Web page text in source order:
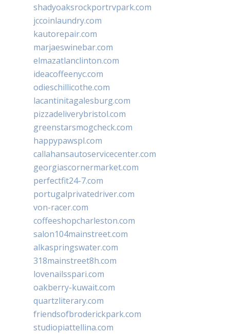
shadyoaksrockportrvpark.com
jccoinlaundry.com
kautorepair.com
marjaeswinebar.com
elmazatlanclinton.com
ideacoffeenyc.com
odieschillicothe.com
lacantinitagalesburg.com
pizzadeliverybristol.com
greenstarsmogcheck.com
happypawspl.com
callahansautoservicecenter.com
georgiascornermarket.com
perfectfit24-7.com
portugalprivatedriver.com
von-racer.com
coffeeshopcharleston.com
salon104mainstreet.com
alkaspringswater.com
318mainstreet8h.com
lovenailsspari.com
oakberry-kuwait.com
quartzliterary.com
friendsofbroderickpark.com
studiopiattellina.com